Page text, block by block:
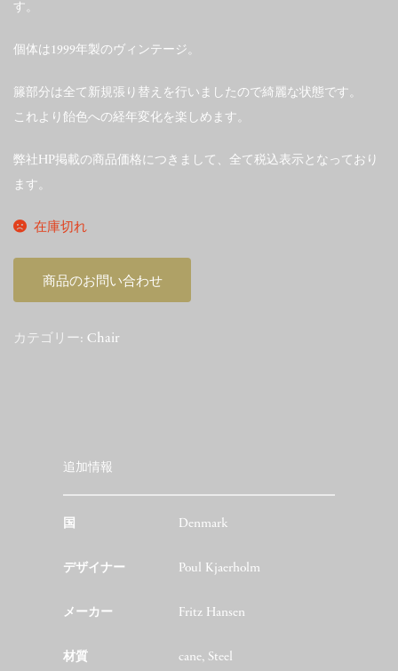
す。
個体は1999年製のヴィンテージ。
籐部分は全て新規張り替えを行いましたので綺麗な状態です。
これより飴色への経年変化を楽しめます。
弊社HP掲載の商品価格につきまして、全て税込表示となっており
ます。
在庫切れ
商品のお問い合わせ
カテゴリー: Chair
追加情報
国 Denmark
デザイナー Poul Kjaerholm
メーカー Fritz Hansen
材質 cane, Steel